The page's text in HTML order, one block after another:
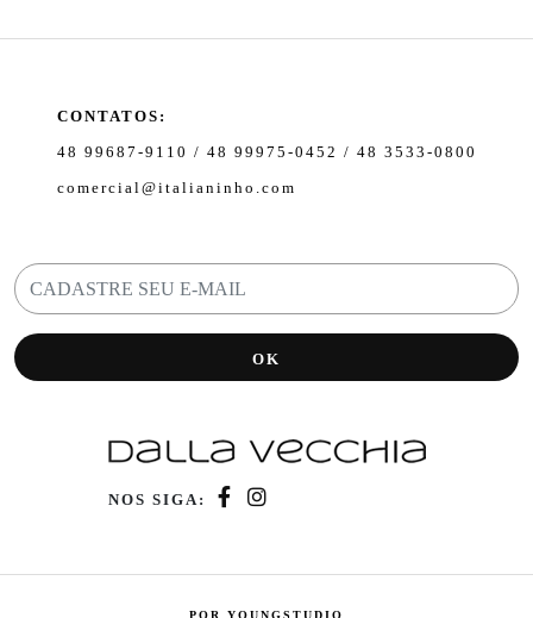
CONTATOS:
48 99687-9110 / 48 99975-0452 / 48 3533-0800
comercial@italianinho.com
OK
NOS SIGA:
POR YOUNGSTUDIO